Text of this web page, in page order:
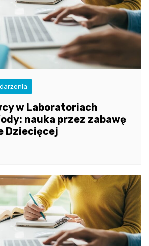
w Laboratoriach
nauka przez zabawę
Dziecięcej